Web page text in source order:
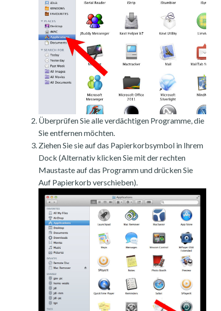
Überprüfen Sie alle verdächtigen Programme, die
Sie entfernen möchten.
Ziehen Sie sie auf das Papierkorbsymbol in Ihrem
Dock (Alternativ klicken Sie mit der rechten
Maustaste auf das Programm und drücken Sie
Auf Papierkorb verschieben).